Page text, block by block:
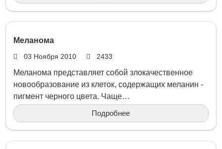
Меланома
03 Ноября 2010 2433
Меланома представляет собой злокачественное
новообразование из клеток, содержащих меланин -
пигмент черного цвета. Чаще…
Подробнее